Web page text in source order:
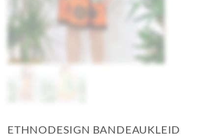
ETHNODESIGN BANDEAUKLEID